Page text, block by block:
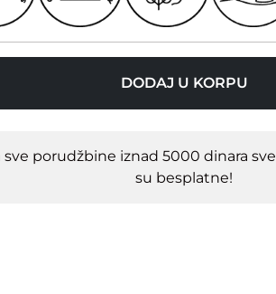
DODAJ U KORPU
sve porudžbine iznad 5000 dinara
su besplatne!